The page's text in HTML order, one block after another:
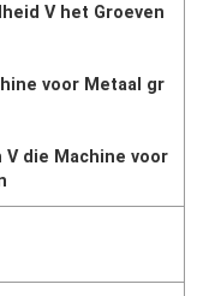
V het Groeven
voor Metaal gr
V die Machine voor